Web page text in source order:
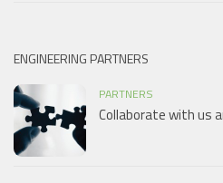
ENGINEERING PARTNERS
PARTNERS
Collaborate with us